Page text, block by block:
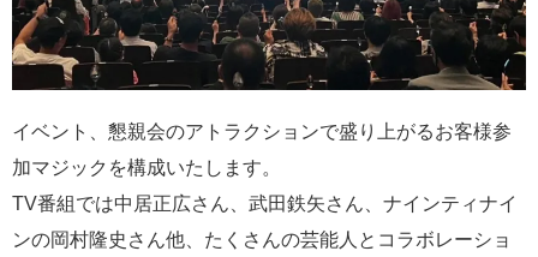
イベント、懇親会のアトラクションで盛り上がるお客様参
加マジックを構成いたします。
TV番組では中居正広さん、武田鉄矢さん、ナインティナイ
ンの岡村隆史さん他、たくさんの芸能人とコラボレーショ